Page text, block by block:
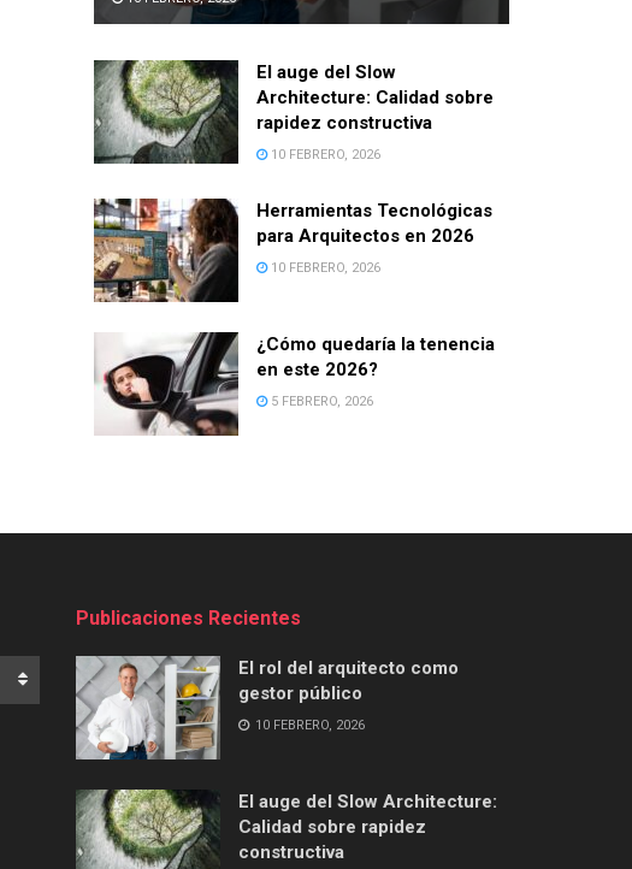
El auge del Slow
Architecture: Calidad sobre
rapidez constructiva
10 FEBRERO, 2026
Herramientas Tecnológicas
para Arquitectos en 2026
10 FEBRERO, 2026
¿Cómo quedaría la tenencia
en este 2026?
5 FEBRERO, 2026
Publicaciones Recientes
El rol del arquitecto como
gestor público
10 FEBRERO, 2026
El auge del Slow Architecture:
Calidad sobre rapidez
constructiva